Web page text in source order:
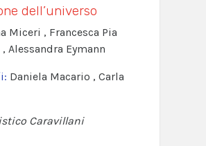
dell’universo
Miceri , Francesca Pia
Alessandra Eymann
Daniela Macario , Carla
Caravillani